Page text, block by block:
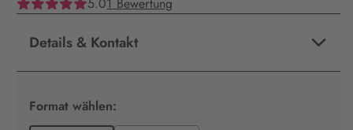
Details & Kontakt
Format wählen: